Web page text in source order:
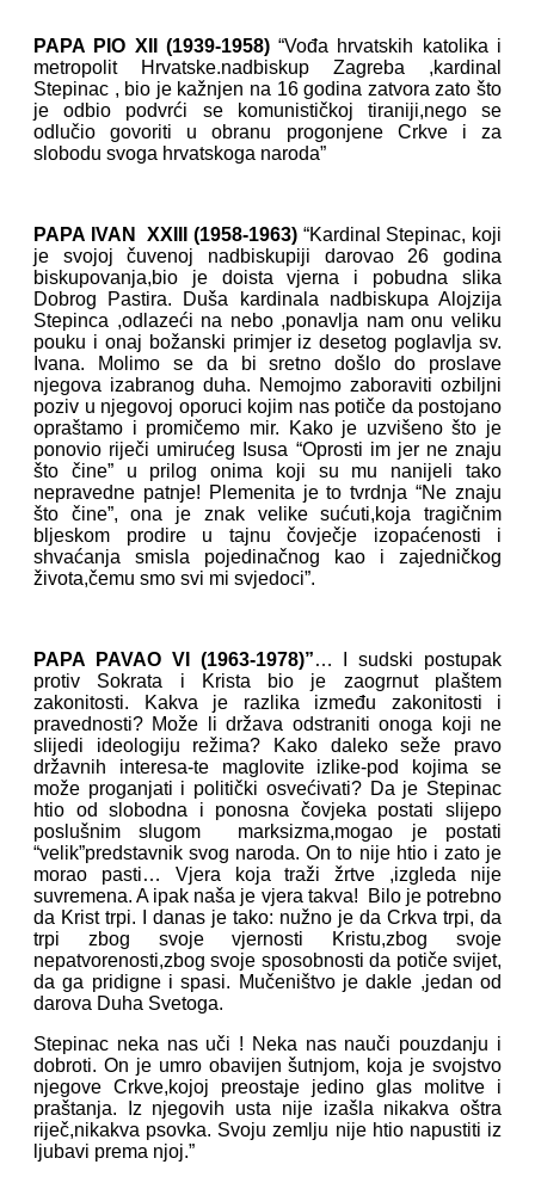
PAPA PIO XII (1939-1958)“Vođa hrvatskih katolika i
metropolit Hrvatske.nadbiskup Zagreba ,kardinal
Stepinac , bio je kažnjen na 16 godina zatvora zato što
je odbio podvrći se komunističkoj tiraniji,nego se
odlučio govoriti u obranu progonjene Crkve i za
slobodu svoga hrvatskoga naroda”
PAPA IVAN XXIII (1958-1963)“Kardinal Stepinac, koji
je svojoj čuvenoj nadbiskupiji darovao 26 godina
biskupovanja,bio je doista vjerna i pobudna slika
Dobrog Pastira. Duša kardinala nadbiskupa Alojzija
Stepinca ,odlazeći na nebo ,ponavlja nam onu veliku
pouku i onaj božanski primjer iz desetog poglavlja sv.
Ivana. Molimo se da bi sretno došlo do proslave
njegova izabranog duha. Nemojmo zaboraviti ozbiljni
poziv u njegovoj oporuci kojim nas potiče da postojano
opraštamo i promičemo mir. Kako je uzvišeno što je
ponovio riječi umirućeg Isusa “Oprosti im jer ne znaju
što čine” u prilog onima koji su mu nanijeli tako
nepravedne patnje! Plemenita je to tvrdnja “Ne znaju
što čine”, ona je znak velike sućuti,koja tragičnim
bljeskom prodire u tajnu čovječje izopaćenosti i
shvaćanja smisla pojedinačnog kao i zajedničkog
života,čemu smo svi mi svjedoci”.
PAPA PAVAO VI (1963-1978)”… I sudski postupak
protiv Sokrata i Krista bio je zaogrnut plaštem
zakonitosti. Kakva je razlika između zakonitosti i
pravednosti? Može li država odstraniti onoga koji ne
slijedi ideologiju režima? Kako daleko seže pravo
državnih interesa-te maglovite izlike-pod kojima se
može proganjati i politički osvećivati? Da je Stepinac
htio od slobodna i ponosna čovjeka postati slijepo
poslušnim slugom marksizma,mogao je postati
“velik”predstavnik svog naroda. On to nije htio i zato je
morao pasti… Vjera koja traži žrtve ,izgleda nije
suvremena. A ipak naša je vjera takva! Bilo je potrebno
da Krist trpi. I danas je tako: nužno je da Crkva trpi, da
trpi zbog svoje vjernosti Kristu,zbog svoje
nepatvorenosti,zbog svoje sposobnosti da potiče svijet,
da ga pridigne i spasi. Mučeništvo je dakle ,jedan od
darova Duha Svetoga.
Stepinac neka nas uči ! Neka nas nauči pouzdanju i
dobroti. On je umro obavijen šutnjom, koja je svojstvo
njegove Crkve,kojoj preostaje jedino glas molitve i
praštanja. Iz njegovih usta nije izašla nikakva oštra
riječ,nikakva psovka. Svoju zemlju nije htio napustiti iz
ljubavi prema njoj.”